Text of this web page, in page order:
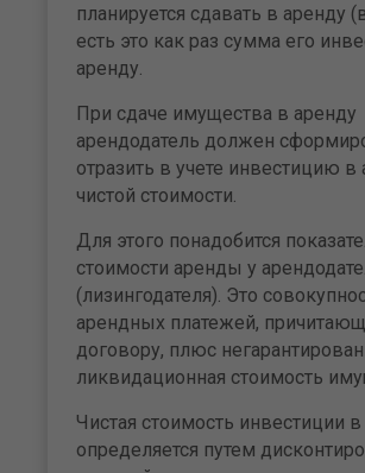
планируется сдавать в аренду
есть это как раз сумма его
аренду.
При сдаче имущества в аренду
арендодатель должен
отразить в учете инвестицию в
чистой стоимости.
Для этого понадобится
стоимости аренды у
(лизингодателя). Это
арендных платежей,
договору, плюс
ликвидационная стоимость
Чистая стоимость инвестиции
определяется путем